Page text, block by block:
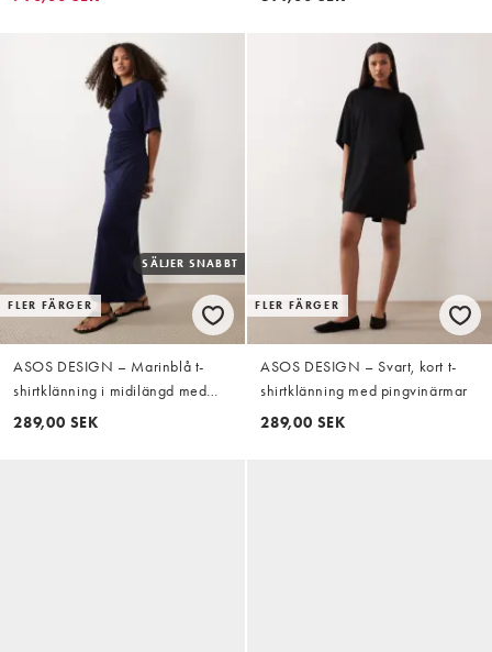
FLER FÄRGER
SÄLJER SNABBT
ASOS DESIGN – Marinblå t-
shirtklänning i midilängd med
rynkning i sidan
289,00 SEK
FLER FÄRGER
ASOS DESIGN – Svart, kort t-
shirtklänning med pingvinärmar
289,00 SEK